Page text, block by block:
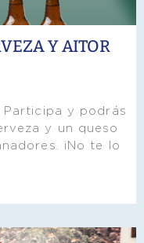
Y AITOR
Participa y podrás
y un queso
¡No te lo